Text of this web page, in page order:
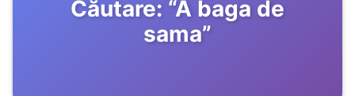
Căutare: “A baga de
sama”